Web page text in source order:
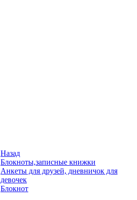
Назад
Блокноты,записные книжки
Анкеты для друзей, дневничок для
девочек
Блокнот